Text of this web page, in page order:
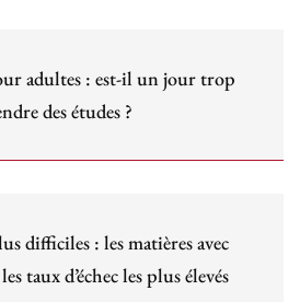
adultes : est-il un jour trop
des études ?
difficiles : les matières avec
les taux d’échec les plus élevés